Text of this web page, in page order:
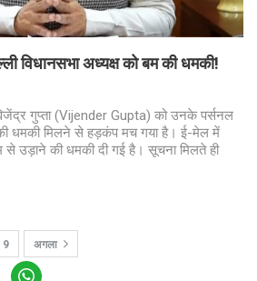
विधानसभा अध्यक्ष को बम की धमकी!
गुप्ता (Vijender Gupta) को उनके पर्सनल
धमकी मिलने से हड़कंप मच गया है। ई-मेल में
से उड़ाने की धमकी दी गई है। सूचना मिलते ही
9 अगला
whatsapp